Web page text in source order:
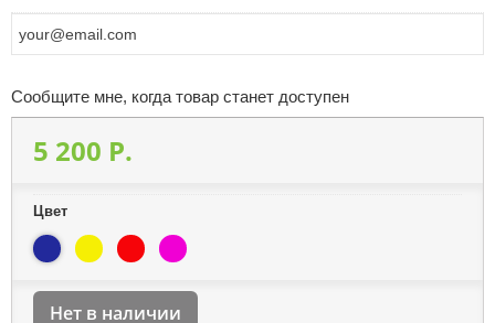
Сообщите мне, когда товар станет доступен
5 200 P.
Цвет
Нет в наличии